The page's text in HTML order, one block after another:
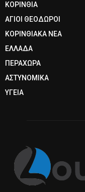
ΚΟΡΙΝΘΙΑ
ΑΓΙΟΙ ΘΕΟΔΩΡΟΙ
ΚΟΡΙΝΘΙΑΚΑ ΝΕΑ
ΕΛΛΑΔΑ
ΠΕΡΑΧΩΡΑ
ΑΣΤΥΝΟΜΙΚΑ
ΥΓΕΙΑ